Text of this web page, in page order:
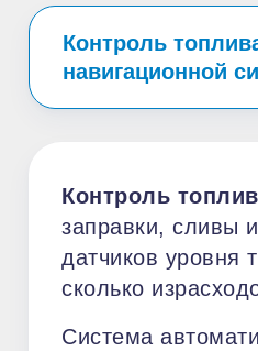
Контроль
навигационной
Контроль
заправки, сливы
датчиков уровня
сколько
Система